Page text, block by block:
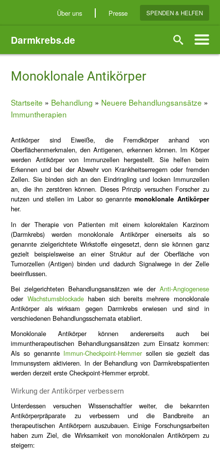
Über uns Presse SPENDEN & HELFEN
Darmkrebs.de
Monoklonale Antikörper
Breadcrumb
Startseite Behandlung
Neuere Behandlungsansätze
Immuntherapien
Antikörper sind Eiweiße, die Fremdkörper anhand von
Oberflächenmerkmalen, den Antigenen, erkennen können. Im Körper
werden Antikörper von Immunzellen hergestellt. Sie helfen beim
Erkennen und bei der Abwehr von Krankheitserregern oder fremden
Zellen. Sie binden sich an den Eindringling und locken Immunzellen
an, die ihn zerstören können. Dieses Prinzip versuchen Forscher zu
nutzen und stellen im Labor so genanntemonoklonale Antikörper
her.
In der Therapie von Patienten mit einem kolorektalen Karzinom
(Darmkrebs) werden monoklonale Antikörper einerseits als so
genannte zielgerichtete Wirkstoffe eingesetzt, denn sie können ganz
gezielt beispielsweise an einer Struktur auf der Oberfläche von
Tumorzellen (Antigen) binden und dadurch Signalwege in der Zelle
beeinflussen.
Bei zielgerichteten Behandlungsansätzen wie der Anti-Angiogenese
oder Wachstumsblockadehaben sich bereits mehrere monoklonale
Antikörper als wirksam gegen Darmkrebs erwiesen und sind in
verschiedenen Behandlungsschemata etabliert.
Monoklonale Antikörper können andererseits auch bei
immuntherapeutischen Behandlungsansätzen zum Einsatz kommen:
Als so genannte Immun-Checkpoint-Hemmersollen sie gezielt das
Immunsystem aktivieren. In der Behandlung von Darmkrebspatienten
werden derzeit erste Checkpoint-Hemmer erprobt.
Wirkung der Antikörper verbessern
Unterdessen versuchen Wissenschaftler weiter, die bekannten
Antikörperpräparate zu verbessern und die Bandbreite an
therapeutischen Antikörpern auszubauen. Einige Forschungsarbeiten
haben zum Ziel, die Wirksamkeit von monoklonalen Antikörpern zu
steigern: